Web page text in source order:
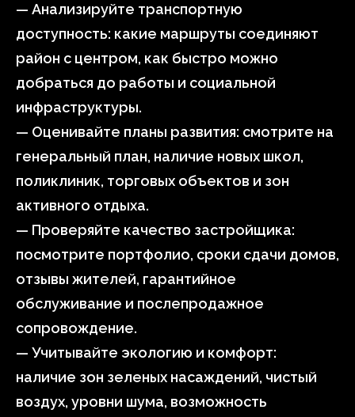
— Анализируйте транспортную
доступность: какие маршруты соединяют
район с центром, как быстро можно
добраться до работы и социальной
инфраструктуры.
— Оценивайте планы развития: смотрите на
генеральный план, наличие новых школ,
поликлиник, торговых объектов и зон
активного отдыха.
— Проверяйте качество застройщика:
посмотрите портфолио, сроки сдачи домов,
отзывы жителей, гарантийное
обслуживание и послепродажное
сопровождение.
— Учитывайте экологию и комфорт:
наличие зон зеленых насаждений, чистый
воздух, уровни шума, возможность